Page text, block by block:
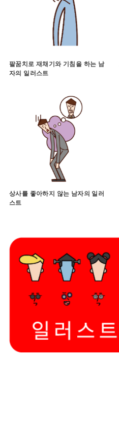
팔꿈치로 재채기와 기침을 하는 남
자의 일러스트
상사를 좋아하지 않는 남자의 일러
스트